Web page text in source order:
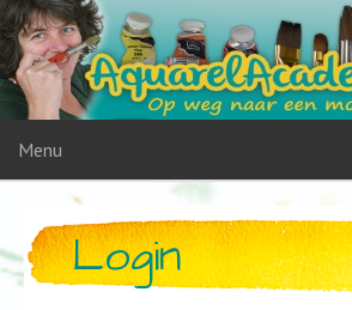
Menu
Login